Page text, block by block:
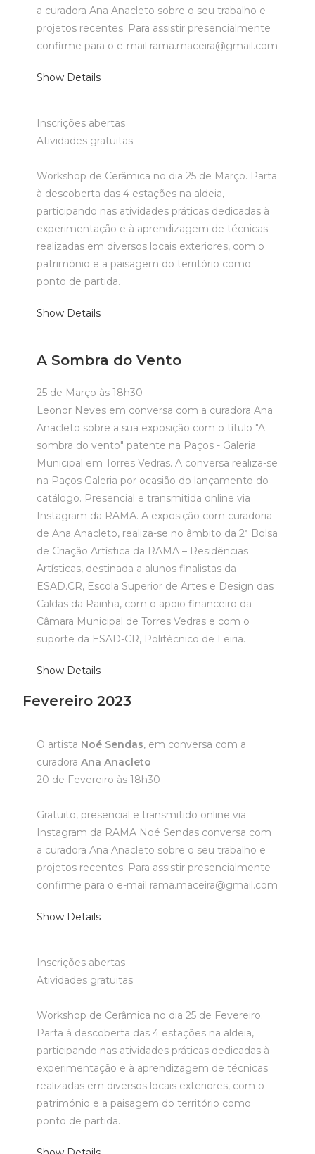
a curadora Ana Anacleto sobre o seu trabalho e
projetos recentes. Para assistir presencialmente
confirme para o e-mail rama.maceira@gmail.com
Show Details
Inscrições abertas
Atividades gratuitas
Workshop de Cerâmica no dia 25 de Março. Parta
à descoberta das 4 estações na aldeia,
participando nas atividades práticas dedicadas à
experimentação e à aprendizagem de técnicas
realizadas em diversos locais exteriores, com o
património e a paisagem do território como
ponto de partida.
Show Details
A Sombra do Vento
25 de Março às 18h30
Leonor Neves em conversa com a curadora Ana
Anacleto sobre a sua exposição com o título "A
sombra do vento" patente na Paços - Galeria
Municipal em Torres Vedras. A conversa realiza-se
na Paços Galeria por ocasião do lançamento do
catálogo. Presencial e transmitida online via
Instagram da RAMA. A exposição com curadoria
de Ana Anacleto, realiza-se no âmbito da 2ª Bolsa
de Criação Artística da RAMA – Residências
Artísticas, destinada a alunos finalistas da
ESAD.CR, Escola Superior de Artes e Design das
Caldas da Rainha, com o apoio financeiro da
Câmara Municipal de Torres Vedras e com o
suporte da ESAD-CR, Politécnico de Leiria.
Show Details
Fevereiro 2023
O artista Noé Sendas, em conversa com a
curadoraAna Anacleto
20 de Fevereiro às 18h30
Gratuito, presencial e transmitido online via
Instagram da RAMA Noé Sendas conversa com
a curadora Ana Anacleto sobre o seu trabalho e
projetos recentes. Para assistir presencialmente
confirme para o e-mail rama.maceira@gmail.com
Show Details
Inscrições abertas
Atividades gratuitas
Workshop de Cerâmica no dia 25 de Fevereiro.
Parta à descoberta das 4 estações na aldeia,
participando nas atividades práticas dedicadas à
experimentação e à aprendizagem de técnicas
realizadas em diversos locais exteriores, com o
património e a paisagem do território como
ponto de partida.